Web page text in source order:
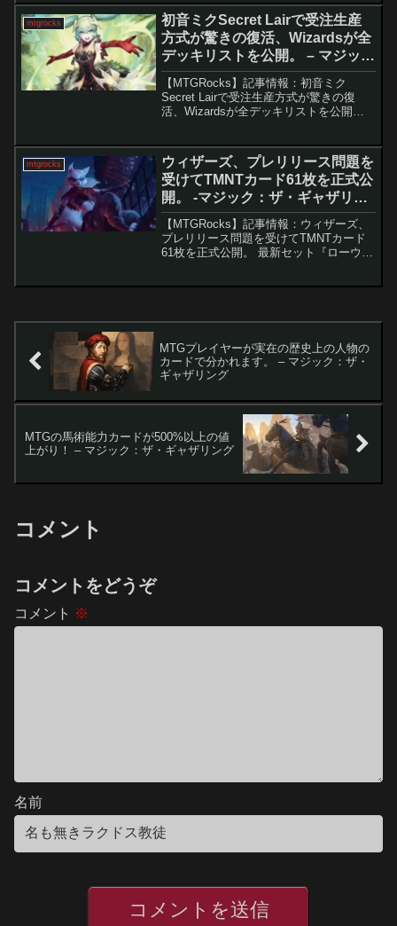
のカードが公開されました。このセッ
ト...
mtgrocks
初音ミクSecret Lairで受注生産
方式が驚きの復活、Wizardsが全
デッキリストを公開。 – マジッ
ク：ザ・ギャザリング
【MTGRocks】記事情報：初音ミク
Secret Lairで受注生産方式が驚きの復
活、Wizardsが全デッキリストを公開。
Matthew ...
mtgrocks
ウィザーズ、プレリリース問題を
受けてTMNTカード61枚を正式公
開。 -マジック：ザ・ギャザリン
グ
【MTGRocks】記事情報：ウィザーズ、
プレリリース問題を受けてTMNTカード
61枚を正式公開。 最新セット『ローウィ
MTGプレイヤーが実在の歴史上の人物の
カードで分かれます。 – マジック：ザ・
ギャザリング
MTGの馬術能力カードが500%以上の値
上がり！ – マジック：ザ・ギャザリング
コメント
コメントをどうぞ
コメント ※
名前